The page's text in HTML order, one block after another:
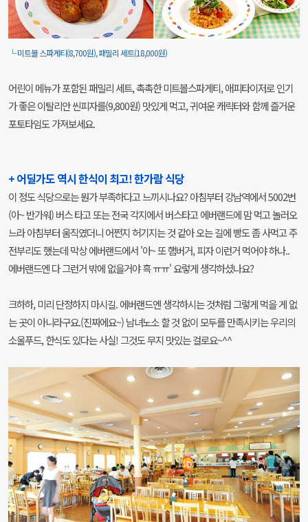
└ 미트볼 스파게티(8,700원), 패밀리 세트(18,000원)
어린이 메뉴가 포함된 패밀리 세트, 촉촉한 미트볼스파게티, 애피타이저로 인기
가 좋은 이탈리안 씬피자를(9,800원) 맛있게 먹고, 귀여운 캐릭터와 함께 즐거운
포토타임도 가져보세요.
+ 어딜가도 역시 한식이 최고! 한가람 식당
이 정도 식당으로는 뭔가 부족하다고 느끼시나요? 아침부터 강남역에서 5002번
(아~ 반가워) 버스 타고 또는 전국 각지에서 버스타고 에버랜드에 맘 먹고 놀러오
느라 아침부터 움직였더니 어쩐지 허기지는 것 같아 오는 길에 빵도 좀 사먹고 주
전부리도 했는데 막상 에버랜드에서 '아~ 또 햄버거, 피자 이런거 먹어야 하나..
에버랜드엔 다 그런거 밖에 없을거야 흑 ㅠㅠ' 요렇게 생각하셨나요?
크하하, 미리 단정하지 마시길. 에버랜드엔 생각하시는 것처럼 그렇게 먹을 게 없
는 곳이 아니라구요.(진짜에요~) 남녀노소 할 것 없이 모두를 만족시키는 우리의
소울푸드, 한식도 있다는 사실! 그것도 무지 맛있는 걸로요~^^